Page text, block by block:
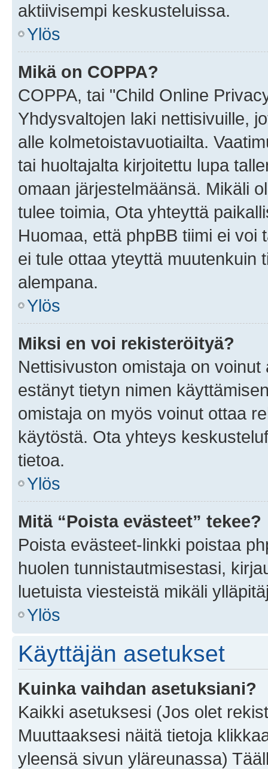
aktiivisempi keskusteluissa.
Ylös
Mikä on COPPA?
COPPA, tai "Child Online
Yhdysvaltojen laki nettisivuille,
alle kolmetoistavuotiailta.
tai huoltajalta kirjoitettu lupa
omaan järjestelmäänsä. Mikäli
tulee toimia, Ota yhteyttä
Huomaa, että phpBB tiimi ei
ei tule ottaa yteyttä muutenkuin
alempana.
Ylös
Miksi en voi rekisteröityä?
Nettisivuston omistaja on
estänyt tietyn nimen
omistaja on myös voinut ottaa
käytöstä. Ota yhteys
tietoa.
Ylös
Mitä “Poista evästeet” tekee?
Poista evästeet-linkki poistaa
huolen tunnistautmisestasi,
luetuista viesteistä mikäli
Ylös
Käyttäjän asetukset
Kuinka vaihdan asetuksiani?
Kaikki asetuksesi (Jos olet
Muuttaaksesi näitä tietoja
yleensä sivun yläreunassa)